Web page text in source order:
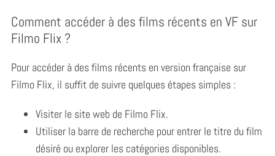
Comment accéder à des films récents en VF sur
Filmo Flix ?
Pour accéder à des films récents en version française sur
Filmo Flix, il suffit de suivre quelques étapes simples :
Visiter le site web de Filmo Flix.
Utiliser la barre de recherche pour entrer le titre du film
désiré ou explorer les catégories disponibles.